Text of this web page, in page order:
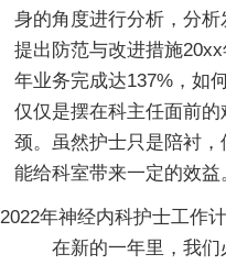
身的角度进行分析，分析
提出防范与改进措施
年业务完成达137%，如
仅仅是摆在科主任面前
颈。虽然护士只是陪衬
能给科室带来一定的效益
2022年神经内科护士工作
在新的一年里，我